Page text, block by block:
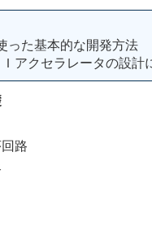
った基本的な開発方法
アクセラレータの設計
路